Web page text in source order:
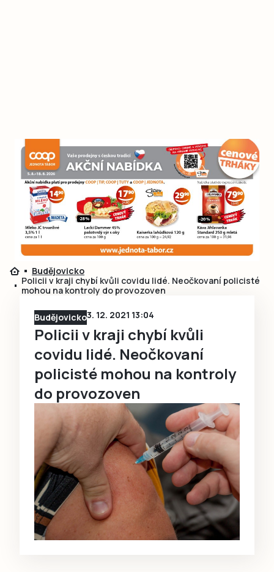
Budějovicko
Policii v kraji chybí kvůli covidu lidé. Neočkovaní policisté
mohou na kontroly do provozoven
Budějovicko3. 12. 2021 13:04
Policii v kraji chybí kvůli
covidu lidé. Neočkovaní
policisté mohou na kontroly
do provozoven